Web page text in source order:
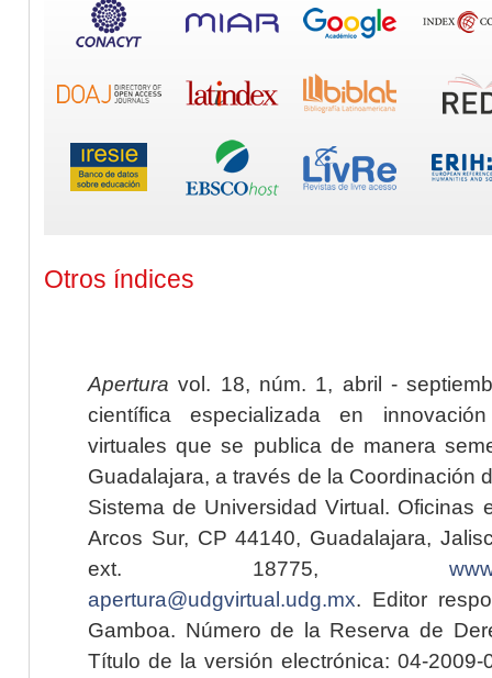
Otros índices
Apertura vol. 18, núm. 1, abril -
científica especializada en
virtuales que se publica de manera
Guadalajara, a través de la Coordinación
Sistema de Universidad Virtual. Oficinas
Arcos Sur, CP 44140, Guadalajara,
ext. 18775,
apertura@udgvirtual.udg.mx. Editor
Gamboa. Número de la Reserva de
Título de la versión electrónica: 04-2009-